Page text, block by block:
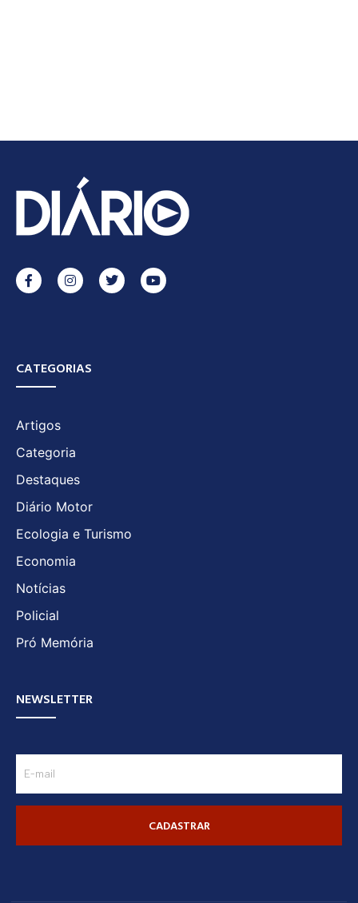
CATEGORIAS
Artigos
Categoria
Destaques
Diário Motor
Ecologia e Turismo
Economia
Notícias
Policial
Pró Memória
NEWSLETTER
CADASTRAR